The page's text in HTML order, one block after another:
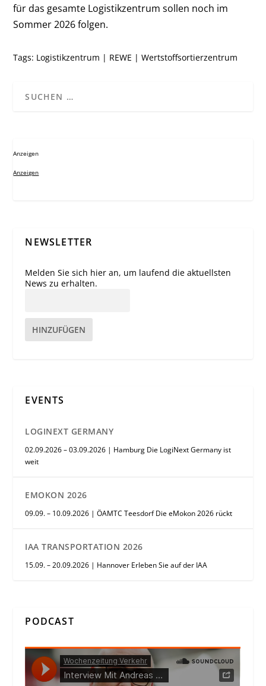
für das gesamte Logistikzentrum sollen noch im
Sommer 2026 folgen.
Tags: Logistikzentrum | REWE |Wertstoffsortierzentrum
Anzeigen
Anzeigen
NEWSLETTER
Melden Sie sich hier an, um laufend die aktuellsten
News zu erhalten.
HINZUFÜGEN
EVENTS
LOGINEXT GERMANY
02.09.2026 – 03.09.2026 | Hamburg Die LogiNext Germany ist
weit
EMOKON 2026
09.09. – 10.09.2026 | ÖAMTC Teesdorf Die eMokon 2026 rückt
IAA TRANSPORTATION 2026
15.09. – 20.09.2026 | Hannover Erleben Sie auf der IAA
PODCAST